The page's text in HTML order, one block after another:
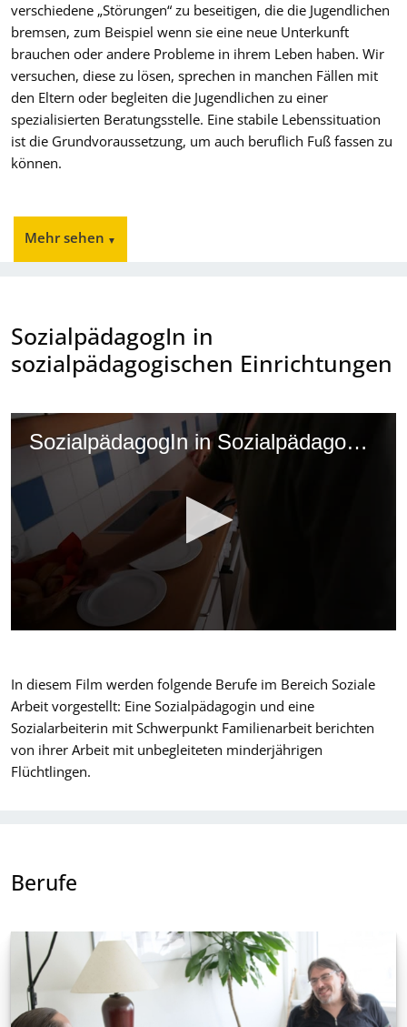
verschiedene „Störungen“ zu beseitigen, die die Jugendlichen
bremsen, zum Beispiel wenn sie eine neue Unterkunft
brauchen oder andere Probleme in ihrem Leben haben. Wir
versuchen, diese zu lösen, sprechen in manchen Fällen mit
den Eltern oder begleiten die Jugendlichen zu einer
spezialisierten Beratungsstelle. Eine stabile Lebenssituation
ist die Grundvoraussetzung, um auch beruflich Fuß fassen zu
können.
SozialpädagogIn in
sozialpädagogischen Einrichtungen
In diesem Film werden folgende Berufe im Bereich Soziale
Arbeit vorgestellt: Eine Sozialpädagogin und eine
Sozialarbeiterin mit Schwerpunkt Familienarbeit berichten
von ihrer Arbeit mit unbegleiteten minderjährigen
Flüchtlingen.
Berufe